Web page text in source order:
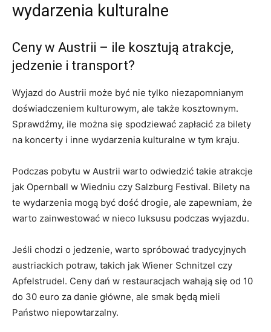
wydarzenia ‌kulturalne
Ceny w⁣ Austrii – ⁣ile kosztują atrakcje,
jedzenie i transport?
Wyjazd do Austrii może być nie⁤ tylko niezapomnianym⁣
doświadczeniem kulturowym, ale także kosztownym.
‌Sprawdźmy, ile można się ⁣spodziewać ⁢zapłacić za bilety
⁢na koncerty i inne wydarzenia kulturalne w tym kraju.
Podczas pobytu w Austrii warto odwiedzić takie atrakcje
jak Opernball‌ w Wiedniu ‌czy Salzburg Festival. Bilety na
te wydarzenia mogą być dość drogie, ale zapewniam, że
‌warto zainwestować w nieco luksusu podczas wyjazdu.
Jeśli chodzi o ⁤jedzenie, warto ‍spróbować tradycyjnych
austriackich potraw, takich jak Wiener Schnitzel⁢ czy
Apfelstrudel. ⁤Ceny dań w restauracjach wahają się od 10
do 30 euro za danie główne, ‍ale smak będą ⁤mieli
Państwo niepowtarzalny.